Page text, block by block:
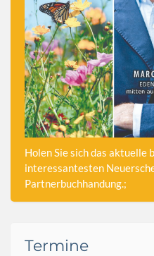
Holen Sie sich das aktuelle
interessantesten
Partnerbuchhandung.;
Termine